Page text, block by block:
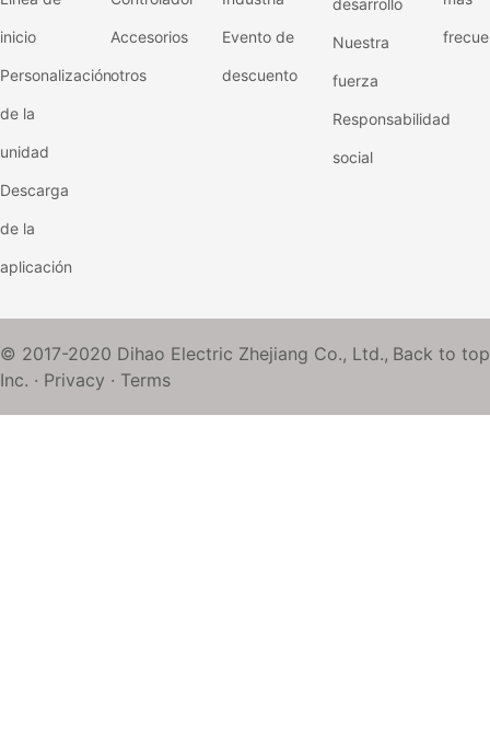
inicio
Personalización
de la
unidad
Descarga
de la
aplicación
Accesorios
otros
Evento de
descuento
desarrollo
Nuestra
fuerza
Responsabilidad
social
Back to top
© 2017-2020 Dihao Electric Zhejiang Co., Ltd.,
Inc. · Privacy · Terms